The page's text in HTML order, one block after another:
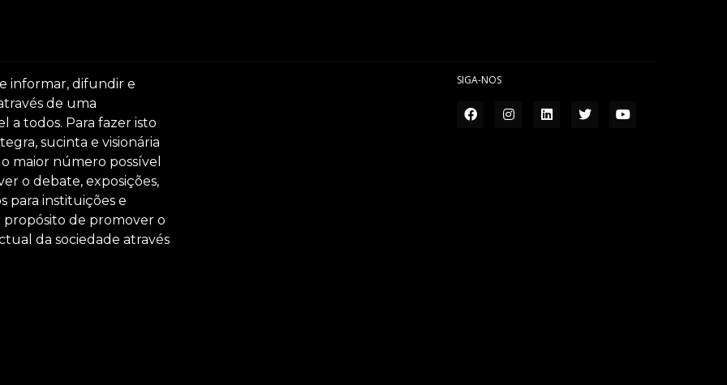
informar, difundir e
de uma
a todos. Para fazer isto
sucinta e visionária
maior número possível
o debate, exposições,
para instituições e
propósito de promover o
da sociedade através
SIGA-NOS